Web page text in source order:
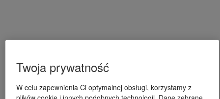
Twoja prywatność
W celu zapewnienia Ci optymalnej obsługi, korzystamy z